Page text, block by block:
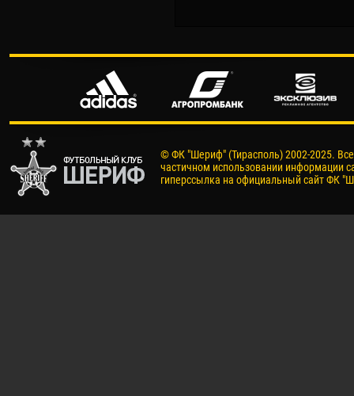
© ФК "Шериф" (Тирасполь) 2002-2025.
частичном использовании информации
гиперссылка на официальный сайт ФК